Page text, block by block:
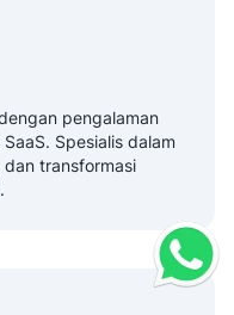
pengalaman
Spesialis dalam
transformasi